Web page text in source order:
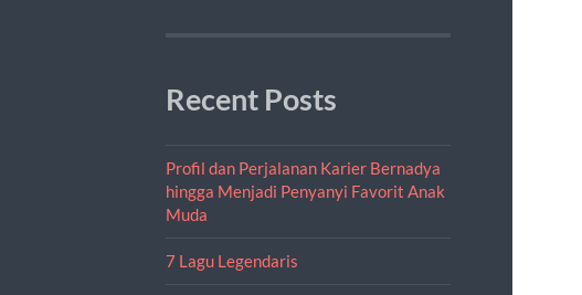
Recent Posts
Profil dan Perjalanan Karier Bernadya
hingga Menjadi Penyanyi Favorit Anak
Muda
7 Lagu Legendaris